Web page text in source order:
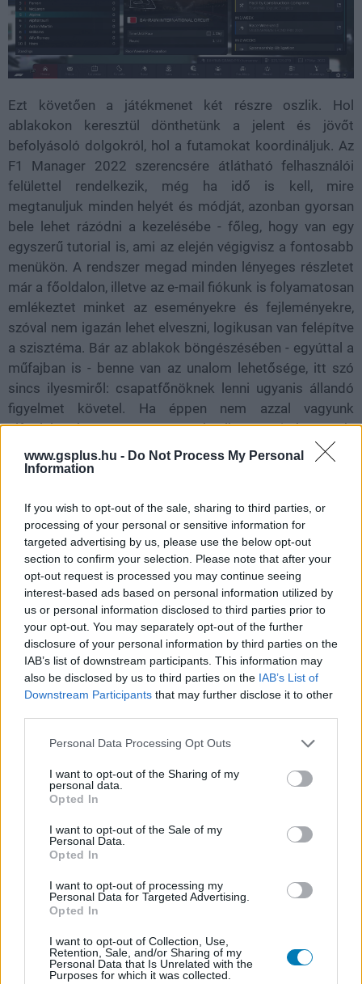
www.gsplus.hu - Do Not Process My Personal
Information
If you wish to opt-out of the sale, sharing to third parties, or
processing of your personal or sensitive information for
targeted advertising by us, please use the below opt-out
section to confirm your selection. Please note that after your
opt-out request is processed you may continue seeing
interest-based ads based on personal information utilized by
us or personal information disclosed to third parties prior to
your opt-out. You may separately opt-out of the further
disclosure of your personal information by third parties on the
IAB’s list of downstream participants. This information may
also be disclosed by us to third parties on the IAB’s List of
Downstream Participants that may further disclose it to other
Please note that this website/app uses one or more Google
not limited to your visit or usage behaviour. You may click to
grant or deny consent to Google and its third-party tags to
use your data for below specified purposes in below Google
consent section.
Personal Data Processing Opt Outs
I want to opt-out of the Sharing of my
personal data.
Opted In
I want to opt-out of the Sale of my
Personal Data.
Opted In
I want to opt-out of processing my
Personal Data for Targeted Advertising.
Opted In
I want to opt-out of Collection, Use,
Retention, Sale, and/or Sharing of my
Personal Data that Is Unrelated with the
Purposes for which it was collected.
Ezt követően a játékmenet két részre oszlik. Hol
ablakokon keresztül dönthetünk a jelent és jövőt
befolyásoló dolgokról, hol a futamokat koordináljuk. Az
F1 Manager 2022 szerencsére átlátható felhasználói
felülettel rendelkezik, még ha idő is kell, mire
megtanuljuk minden helyét és módját, azonban gyorsan
bele lehet rázódni a kezelésébe - főleg, hogy van egy
egyszerű tutorial is, ami az elején végigvisz a fontosabb
menükön. A rendszer megad minden lényeges részletet
már a főoldalon, illetve az e-mail fiókunk is folyamatosan
emlékeztet minket az eseményekre és fejleményekre,
szóval nem igazán lehet elveszni, logikusan van felépítve
a szisztéma. Bár az ablakok böngészésében - egyúttal a
műfajban is - benne van az unalom lehetősége, itt szó
sincs ilyesmiről: csapatfőnöknek lenni ugyanis állandó
figyelmet követel. Ha éppen nem azzal vagyunk
elfoglalva, hogy a versenyautók alkatrészeit kutassuk,
tervezzük és gyártsuk, akkor hol a létesítmények
bővítését szorgalmazzuk, hol a
pilótákat és szakembereket derítjük fel.
A legtöbb időt a mérnökök és tesztelési idő
beosztásával lehet elszöszölni, hiszen lényeges, hogy a
konkurens csapatokkal lépést tartva folyamatosan
visszajelzések - és a többiekkel kapcsolatos
összevetések - alapján a leginkább szükséges.
erőforrás áll rendelkezésre, így mindig mérlegelnünk kell,
hogy adott ponton a hátsó szárny élvez-e elsőbbséget
vagy például a felfüggesztések. Terveinket a valósághoz
hasonlóan megnehezíthetik az új szabályozások, a
véletlenszerű események, a munkatársak morálja és a